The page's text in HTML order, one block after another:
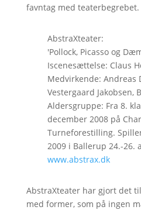
favntag med teaterbegrebet.
AbstraXteater:
'Pollock, Picasso og
Iscenesættelse: Claus
Medvirkende: Andreas
Vestergaard Jakobsen,
Aldersgruppe: Fra 8.
december 2008 på
Turneforestilling.
2009 i Ballerup 24.-26.
www.abstrax.dk
AbstraXteater har gjort det
med former, som på ingen